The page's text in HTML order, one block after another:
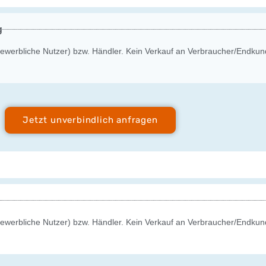
Nutzer) bzw. Händler. Kein Verkauf an Verbraucher/
Jetzt unverbindlich anfragen
Nutzer) bzw. Händler. Kein Verkauf an Verbraucher/